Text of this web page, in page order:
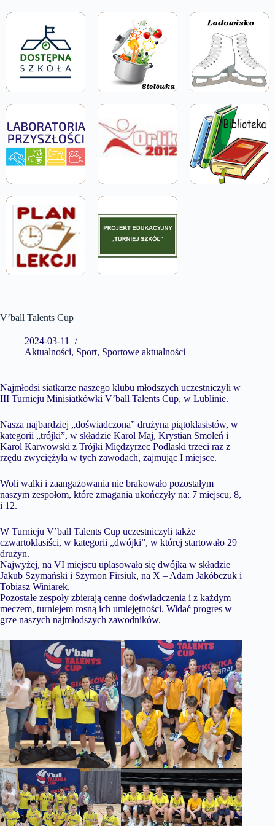
V’ball Talents Cup
2024-03-11
Aktualności, Sport, Sportowe aktualności
Najmłodsi siatkarze naszego klubu młodszych uczestniczyli w
III Turnieju Minisiatkówki V’ball Talents Cup, w Lublinie.
Nasza najbardziej „doświadczona” drużyna piątoklasistów, w
kategorii „trójki”, w składzie Karol Maj, Krystian Smoleń i
Karol Karwowski z Trójki Międzyrzec Podlaski trzeci raz z
rzędu zwyciężyła w tych zawodach, zajmując I miejsce.
Woli walki i zaangażowania nie brakowało pozostałym
naszym zespołom, które zmagania ukończyły na: 7 miejscu, 8,
i 12.
W Turnieju V’ball Talents Cup uczestniczyli także
czwartoklasiści, w kategorii „dwójki”, w której startowało 29
drużyn.
Najwyżej, na VI miejscu uplasowała się dwójka w składzie
Jakub Szymański i Szymon Firsiuk, na X – Adam Jakóbczuk i
Tobiasz Winiarek.
Pozostałe zespoły zbierają cenne doświadczenia i z każdym
meczem, turniejem rosną ich umiejętności. Widać progres w
grze naszych najmłodszych zawodników.